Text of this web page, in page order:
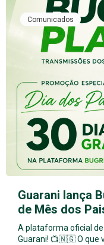
Comunicados
Guarani lança
de Mês dos
A plataforma oficial
Guarani! 📺🇳🇬 O que